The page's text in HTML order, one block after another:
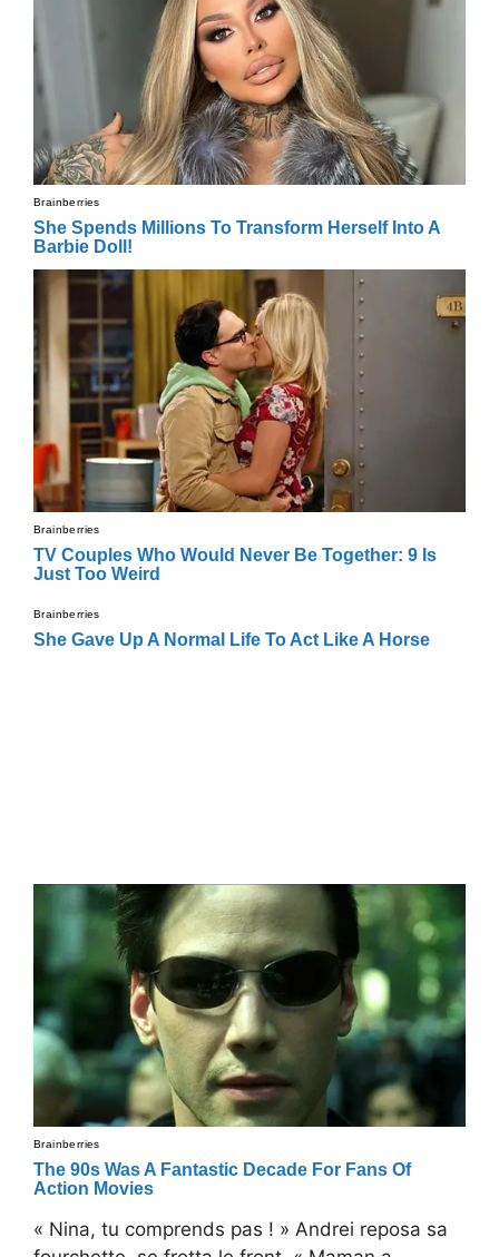
« Nina, tu comprends pas ! » Andrei reposa sa